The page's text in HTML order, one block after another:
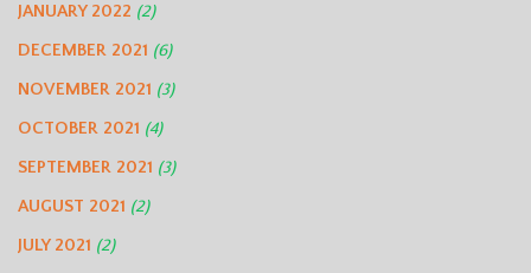
JANUARY 2022 (2)
DECEMBER 2021 (6)
NOVEMBER 2021 (3)
OCTOBER 2021 (4)
SEPTEMBER 2021 (3)
AUGUST 2021 (2)
JULY 2021 (2)